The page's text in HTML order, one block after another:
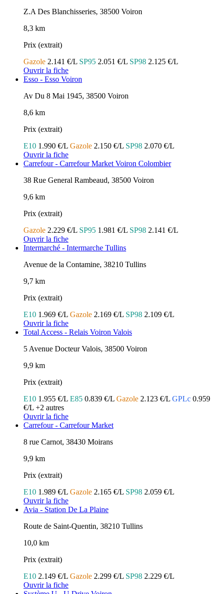
Z.A Des Blanchisseries, 38500 Voiron
8,3 km
Prix (extrait)
Gazole 2.141 €/L SP95 2.051 €/L SP98 2.125 €/L
Ouvrir la fiche
Esso - Esso Voiron
Av Du 8 Mai 1945, 38500 Voiron
8,6 km
Prix (extrait)
E10 1.990 €/L Gazole 2.150 €/L SP98 2.070 €/L
Ouvrir la fiche
Carrefour - Carrefour Market Voiron Colombier
38 Rue General Rambeaud, 38500 Voiron
9,6 km
Prix (extrait)
Gazole 2.229 €/L SP95 1.981 €/L SP98 2.141 €/L
Ouvrir la fiche
Intermarché - Intermarche Tullins
Avenue de la Contamine, 38210 Tullins
9,7 km
Prix (extrait)
E10 1.969 €/L Gazole 2.169 €/L SP98 2.109 €/L
Ouvrir la fiche
Total Access - Relais Voiron Valois
5 Avenue Docteur Valois, 38500 Voiron
9,9 km
Prix (extrait)
E10 1.955 €/L E85 0.839 €/L Gazole 2.123 €/L GPLc 0.959
€/L +2 autres
Ouvrir la fiche
Carrefour - Carrefour Market
8 rue Carnot, 38430 Moirans
9,9 km
Prix (extrait)
E10 1.989 €/L Gazole 2.165 €/L SP98 2.059 €/L
Ouvrir la fiche
Avia - Station De La Plaine
Route de Saint-Quentin, 38210 Tullins
10,0 km
Prix (extrait)
E10 2.149 €/L Gazole 2.299 €/L SP98 2.229 €/L
Ouvrir la fiche